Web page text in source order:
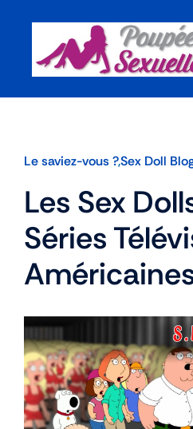
content
Par marque
Par matériaux
Sex dolls en promotion
En stock
Le saviez-vous ?,Sex Doll
Les Sex
Séries